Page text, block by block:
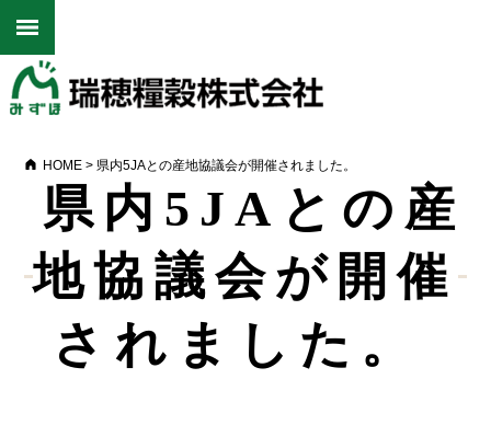
HOME > 県内5JAとの産地協議会が開催されました。
県内5JAとの産
地協議会が開催
されました。